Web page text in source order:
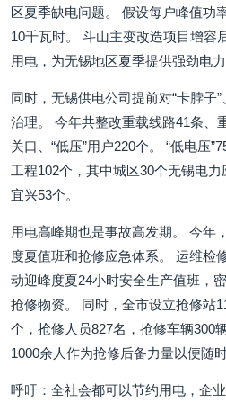
区夏季缺电问题。 假设每户峰值功
10千瓦时。 斗山主变改造项目增容
用电，为无锡地区夏季提供强劲电力
同时，无锡供电公司提前对“卡脖子
治理。 今年共整改重载线路41条、
关口、“低压”用户220个。 “低电压
工程102个，其中城区30个无锡电力
宜兴53个。
用电高峰期也是事故高发期。 今年
度夏值班和抢修应急体系。 运维检
动迎峰度夏24小时安全生产值班，
抢修物资。 同时，全市设立抢修站
个，抢修人员827名，抢修车辆300
1000余人作为抢修后备力量以便随
呼吁：全社会都可以节约用电，企